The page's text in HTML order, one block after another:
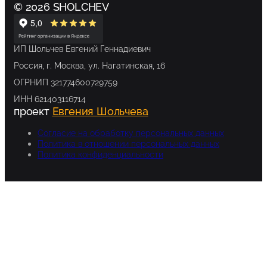
© 2026 SHOLCHEV
ИП Шольчев Евгений Геннадиевич
Россия, г. Москва, ул. Нагатинская, 16
ОГРНИП 321774600729759
ИНН 621403116714
проект Евгения Шольчева
Согласие на обработку персональных данных
Политика в отношении персональных данных
Политика конфиденциальности